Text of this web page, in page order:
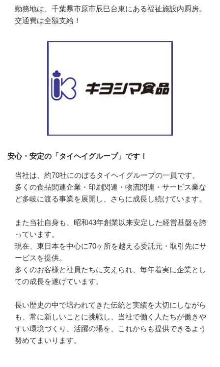
勤務地は、千葉県市原市辰巳台東にある福祉施設内厨房。
交通費は全額支給！
安心・安定の「タイヘイグループ」です！
当社は、約70社にのぼるタイヘイグループの一員です。
多くの食品関連企業・印刷関連・物流関連・サービス業な
ど多岐に渡る事業を展開し、さらに成長し続けています。
また当社自身も、昭和43年創業以来安定した経営基盤を誇
っています。
現在、東日本を中心に70ヶ所を越える委託元・取引先にサ
ービスを提供。
多くのお客様と社員たちに支えられ、毎年着実に企業とし
ての成長を遂げています。
長い歴史の中で培われてきた伝統と実績を大切にしながら
も、常に新しいことに挑戦し、当社で働く人たちが働きや
すい環境づくり、活躍の場を、これからも提供できるよう
努めてまいります。